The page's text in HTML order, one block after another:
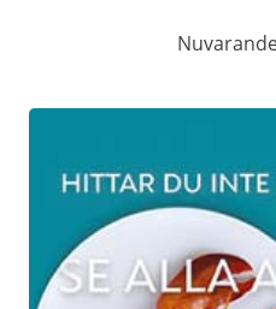
Jultallrik
På vardagar (
12.00 och kl 14.00